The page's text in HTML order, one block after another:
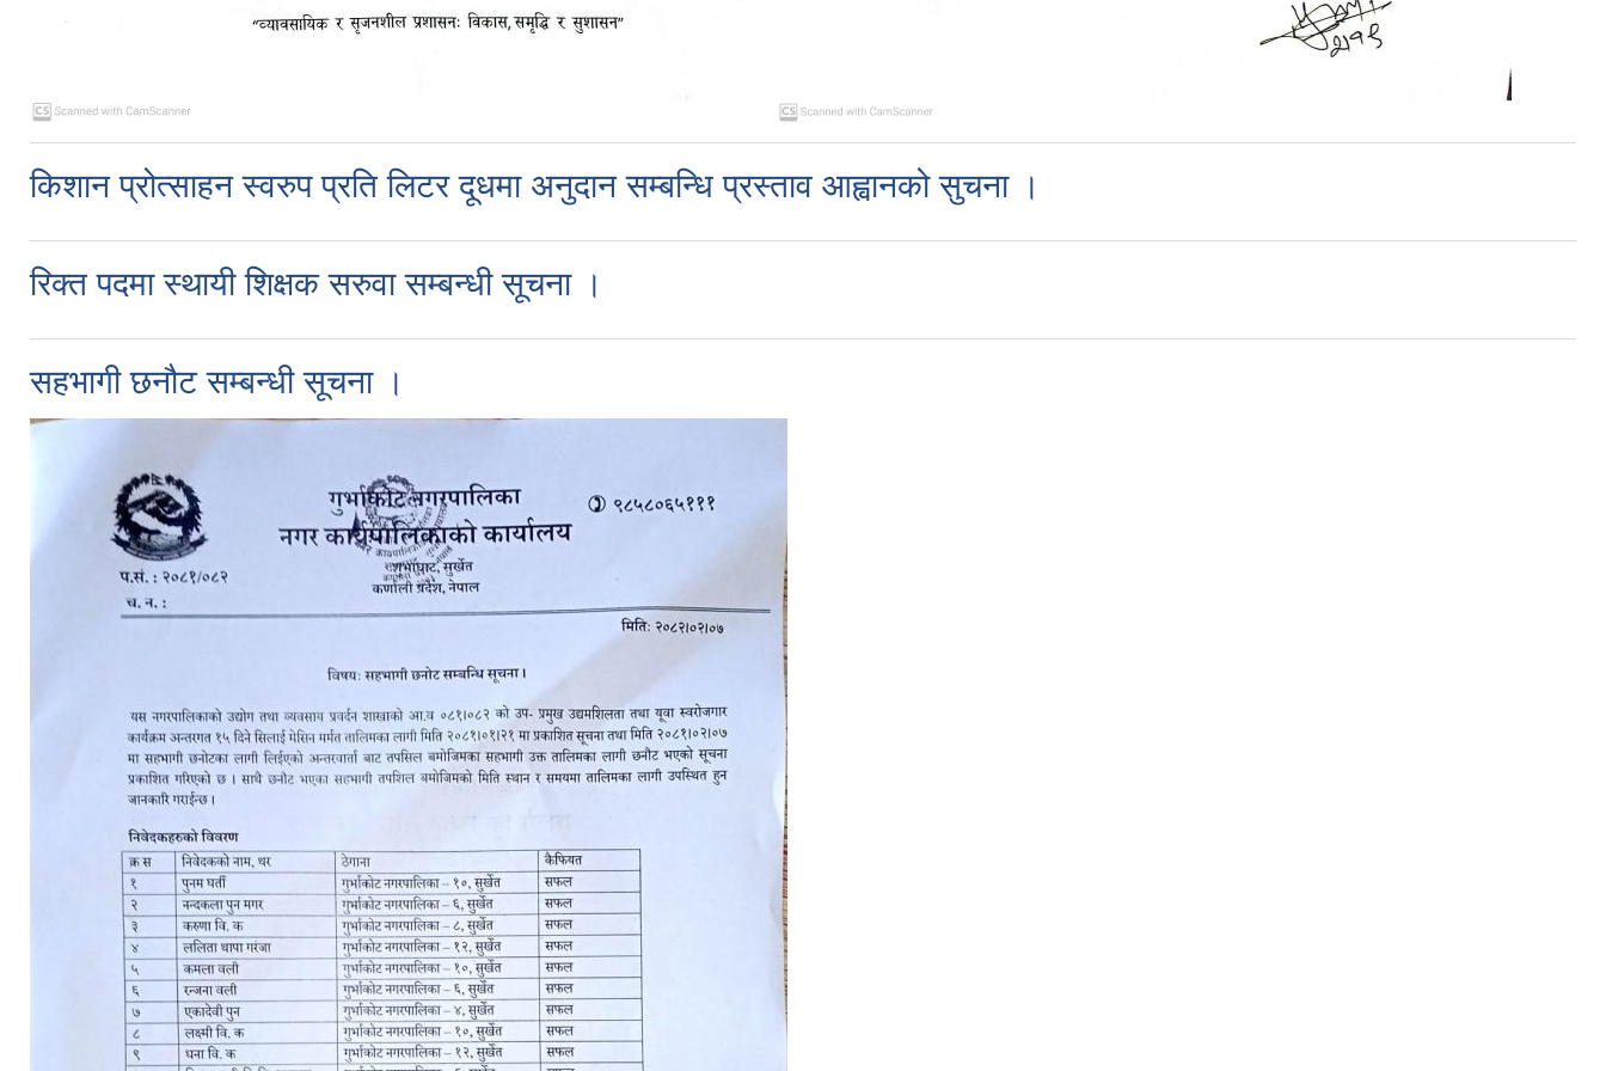
किशान प्रोत्साहन स्वरुप प्रति लिटर दूधमा अनुदान सम्बन्धि प्रस्ताव आह्वानको सुचना ।
रिक्त पदमा स्थायी शिक्षक सरुवा सम्बन्धी सूचना ।
सहभागी छनौट सम्बन्धी सूचना ।